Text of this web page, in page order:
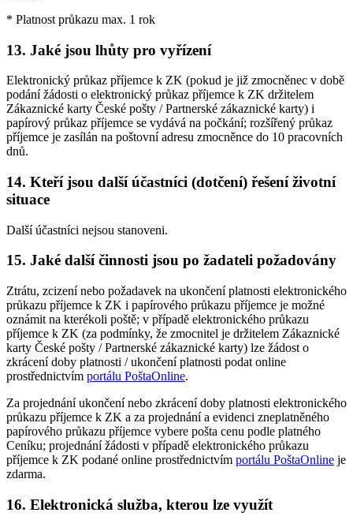
* Platnost průkazu max. 1 rok
13. Jaké jsou lhůty pro vyřízení
Elektronický průkaz příjemce k ZK (pokud je již zmocněnec v době
podání žádosti o elektronický průkaz příjemce k ZK držitelem
Zákaznické karty České pošty / Partnerské zákaznické karty) i
papírový průkaz příjemce se vydává na počkání; rozšířený průkaz
příjemce je zasílán na poštovní adresu zmocněnce do 10 pracovních
dnů.
14. Kteří jsou další účastníci (dotčení) řešení životní
situace
Další účastníci nejsou stanoveni.
15. Jaké další činnosti jsou po žadateli požadovány
Ztrátu, zcizení nebo požadavek na ukončení platnosti elektronického
průkazu příjemce k ZK i papírového průkazu příjemce je možné
oznámit na kterékoli poště; v případě elektronického průkazu
příjemce k ZK (za podmínky, že zmocnitel je držitelem Zákaznické
karty České pošty / Partnerské zákaznické karty) lze žádost o
zkrácení doby platnosti / ukončení platnosti podat online
prostřednictvím portálu PoštaOnline.
Za projednání ukončení nebo zkrácení doby platnosti elektronického
průkazu příjemce k ZK a za projednání a evidenci zneplatněného
papírového průkazu příjemce vybere pošta cenu podle platného
Ceníku; projednání žádosti v případě elektronického průkazu
příjemce k ZK podané online prostřednictvím portálu PoštaOnline je
zdarma.
16. Elektronická služba, kterou lze využít